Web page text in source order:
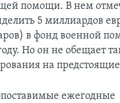
помощи. В нем
5 миллиардов
в фонд военной
Но он не обещает
на
ежегодные